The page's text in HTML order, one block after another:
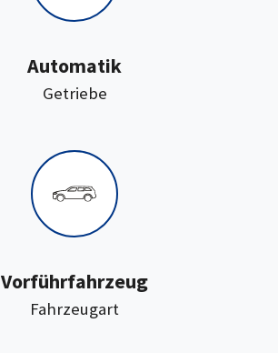
Getriebe:
Automatik
Fahrzeugart
Vorführfahrzeug